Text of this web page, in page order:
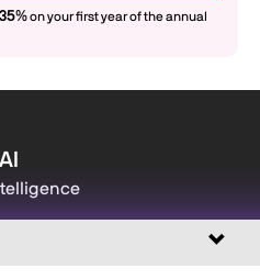
on your first year of the annual
in-/